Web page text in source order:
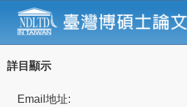
詳目顯示
Email地址: